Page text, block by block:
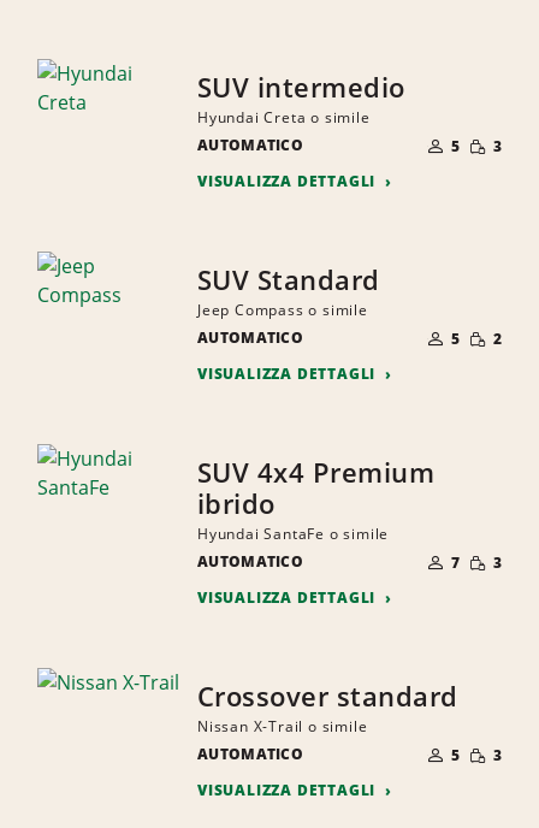
SUV intermedio
Hyundai Creta o simile
AUTOMATICO
DI
PERSONE
5 RIDOTTA
3
VISUALIZZA DETTAGLI
SUV Standard
Jeep Compass o simile
AUTOMATICO
DI
PERSONE
5 RIDOTTA
2
VISUALIZZA DETTAGLI
SUV 4x4 Premium
ibrido
Hyundai SantaFe o simile
AUTOMATICO
DI
PERSONE
7 RIDOTTA
3
VISUALIZZA DETTAGLI
Crossover standard
Nissan X-Trail o simile
AUTOMATICO
DI
PERSONE
5 RIDOTTA
3
VISUALIZZA DETTAGLI